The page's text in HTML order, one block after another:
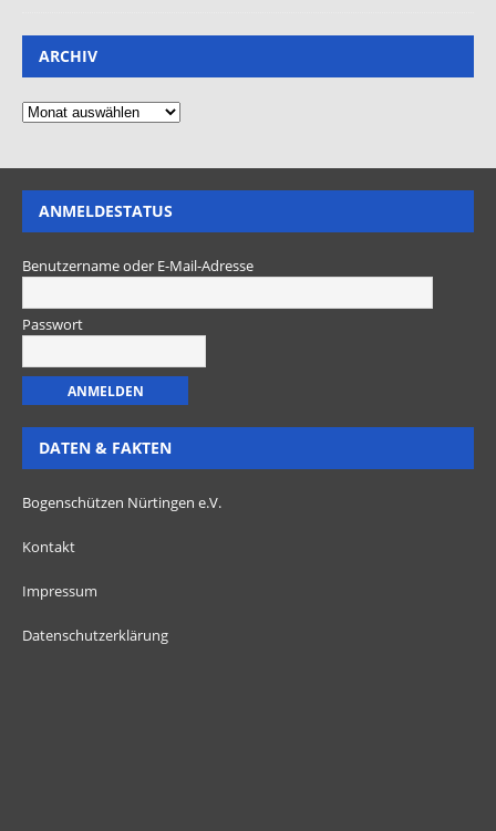
ARCHIV
ANMELDESTATUS
Benutzername oder E-Mail-Adresse
Passwort
DATEN & FAKTEN
Bogenschützen Nürtingen e.V.
Kontakt
Impressum
Datenschutzerklärung